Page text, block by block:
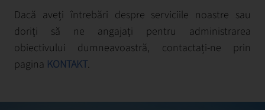
Dacă aveți întrebări despre serviciile noastre sau
doriți să ne angajați pentru administrarea
obiectivului dumneavoastră, contactați-ne prin
pagina KONTAKT.